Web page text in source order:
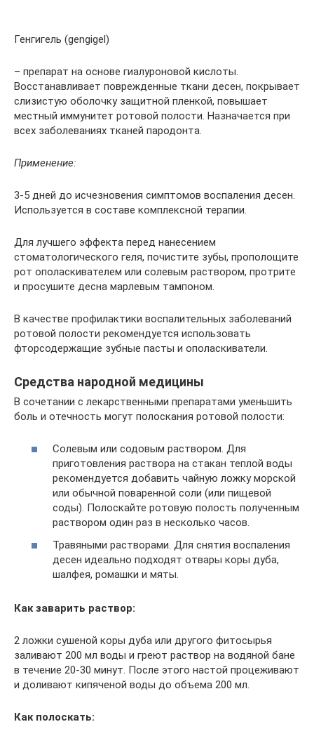
Генгигель (gengigel)
– препарат на основе гиалуроновой кислоты.
Восстанавливает поврежденные ткани десен, покрывает
слизистую оболочку защитной пленкой, повышает
местный иммунитет ротовой полости. Назначается при
всех заболеваниях тканей пародонта.
Применение:
3-5 дней до исчезновения симптомов воспаления десен.
Используется в составе комплексной терапии.
Для лучшего эффекта перед нанесением
стоматологического геля, почистите зубы, прополощите
рот ополаскивателем или солевым раствором, протрите
и просушите десна марлевым тампоном.
В качестве профилактики воспалительных заболеваний
ротовой полости рекомендуется использовать
фторсодержащие зубные пасты и ополаскиватели.
Средства народной медицины
В сочетании с лекарственными препаратами уменьшить
боль и отечность могут полоскания ротовой полости:
Солевым или содовым раствором. Для
приготовления раствора на стакан теплой воды
рекомендуется добавить чайную ложку морской
или обычной поваренной соли (или пищевой
соды). Полоскайте ротовую полость полученным
раствором один раз в несколько часов.
Травяными растворами. Для снятия воспаления
десен идеально подходят отвары коры дуба,
шалфея, ромашки и мяты.
Как заварить раствор:
2 ложки сушеной коры дуба или другого фитосырья
заливают 200 мл воды и греют раствор на водяной бане
в течение 20-30 минут. После этого настой процеживают
и доливают кипяченой воды до объема 200 мл.
Как полоскать: